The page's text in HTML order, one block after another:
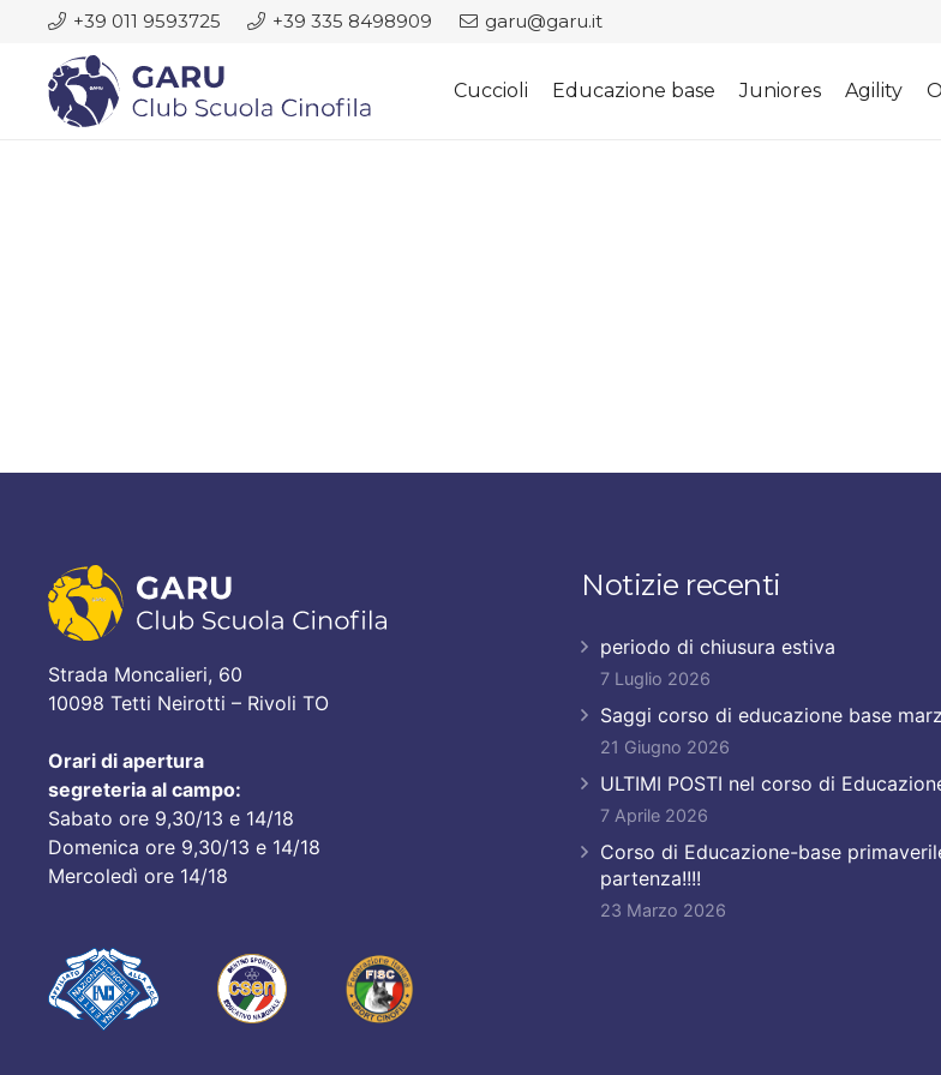
+39 011 9593725 +39 335 8498909 garu@garu.it
Cuccioli Educazione base Juniores Agility
Strada Moncalieri, 60
10098 Tetti Neirotti – Rivoli TO
Orari di apertura
segreteria al campo:
Sabato ore 9,30/13 e 14/18
Domenica ore 9,30/13 e 14/18
Mercoledì ore 14/18
Notizie recenti
periodo di chiusura estiva
7 Luglio 2026
Saggi corso di educazione base
21 Giugno 2026
ULTIMI POSTI nel corso di
7 Aprile 2026
Corso di Educazione-base
partenza!!!!
23 Marzo 2026